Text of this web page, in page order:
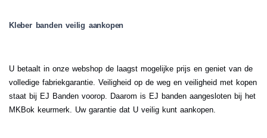
Kleber banden veilig aankopen
U betaalt in onze webshop de laagst mogelijke prijs en geniet van de
volledige fabriekgarantie. Veiligheid op de weg en veiligheid met kopen
staat bij EJ Banden voorop. Daarom is EJ banden aangesloten bij het
MKBok keurmerk. Uw garantie dat U veilig kunt aankopen.